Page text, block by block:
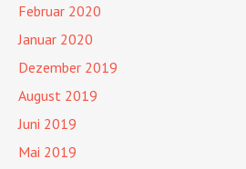
Februar 2020
Januar 2020
Dezember 2019
August 2019
Juni 2019
Mai 2019